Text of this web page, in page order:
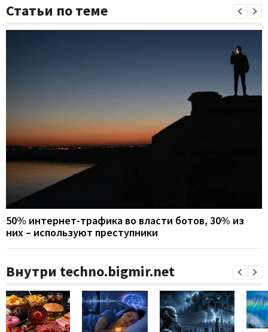
Статьи по теме
50% интернет-трафика во власти ботов, 30% из
них – используют преступники
Внутри techno.bigmir.net